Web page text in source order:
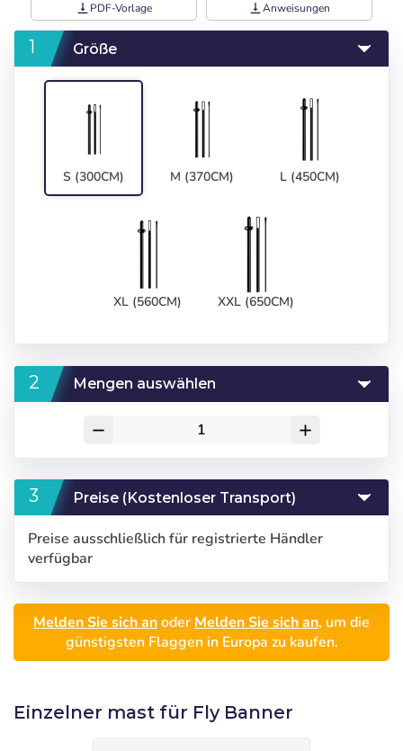
vertical_align_bottom PDF-Vorlage vertical_align_bottomAnweisungen
Größe
S (300CM) M (370CM) L (450CM)
XL (560CM) XXL (650CM)
Mengen auswählen
remove add
Preise (Kostenloser Transport)
Preise ausschließlich für registrierte Händler
verfügbar
Melden Sie sich anoder Melden Sie sich an, um die
günstigsten Flaggen in Europa zu kaufen.
Einzelner mast für Fly Banner